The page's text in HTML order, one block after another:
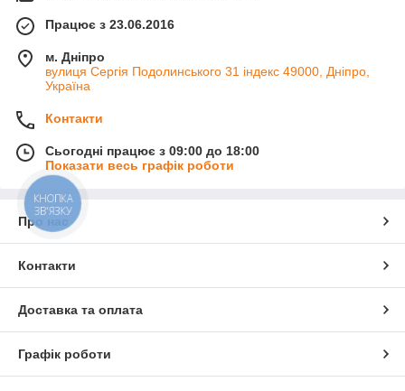
Працює з 23.06.2016
м. Дніпро
вулиця Сергія Подолинського 31 індекс 49000, Дніпро,
Україна
Контакти
Сьогодні працює з 09:00 до 18:00
Показати весь графік роботи
Про нас
Контакти
Доставка та оплата
Графік роботи
КНОПКА
ЗВ'ЯЗКУ